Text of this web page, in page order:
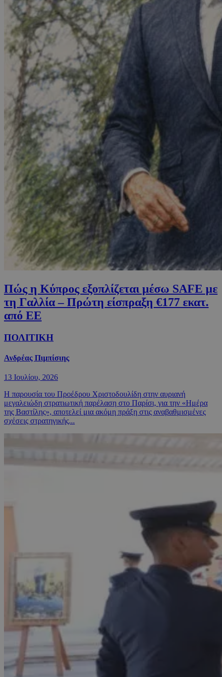
Πώς η Κύπρος εξοπλίζεται μέσω SAFE με
τη Γαλλία – Πρώτη είσπραξη €177 εκατ.
από ΕΕ
ΠΟΛΙΤΙΚΗ
Ανδρέας Πιμπίσιης
13 Ιουλίου, 2026
Η παρουσία του Προέδρου Χριστοδουλίδη στην αυριανή
μεγαλειώδη στρατιωτική παρέλαση στο Παρίσι, για την «Ημέρα
της Βαστίλης», αποτελεί μια ακόμη πράξη στις αναβαθμισμένες
σχέσεις στρατηγικής...